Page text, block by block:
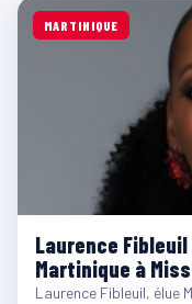
MARTINIQUE
Laurence
Martinique à
Laurence Fibleuil, élue